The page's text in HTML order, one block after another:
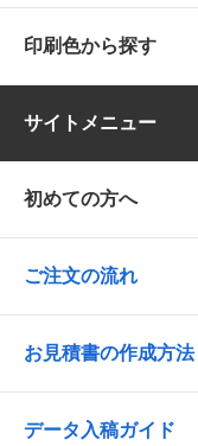
印刷色から探す
サイトメニュー
初めての方へ
ご注文の流れ
お見積書の作成方法
データ入稿ガイド